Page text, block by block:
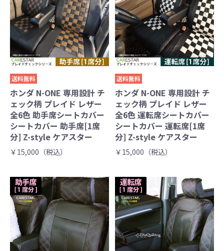
送料無料
ホンダ N-ONE 専用設計 チ
ェック柄 プレイド レザー
全6色 助手席シートカバー
シートカバー 助手席[1席
分] Z-style ケアスター
￥15,000（税込）
送料無料
ホンダ N-ONE 専用設計 チ
ェック柄 プレイド レザー
全6色 運転席シートカバー
シートカバー 運転席[1席
分] Z-style ケアスター
￥15,000（税込）